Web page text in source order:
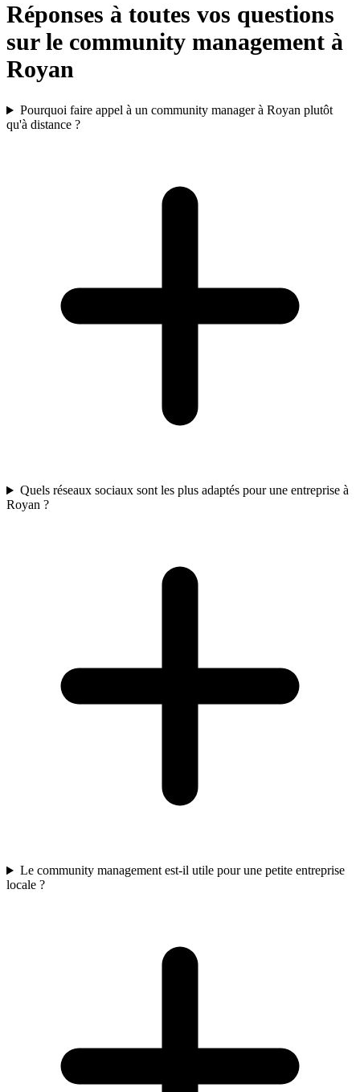
Réponses à toutes vos questions
sur le community management à
Royan
Pourquoi faire appel à un community manager à Royan plutôt
qu'à distance ?
Quels réseaux sociaux sont les plus adaptés pour une entreprise à
Royan ?
Le community management est-il utile pour une petite entreprise
locale ?